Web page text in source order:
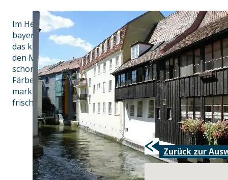
Im Herzen Landsbergs gelegen ist das
bayerische-schwäbische Spezialitäten. Die Gaststube
das kleine Nebenzimmer und die romantische Altane
den Mühlbach bieten insgesamt für ca. 60 Gäste Platz.
schönem Wetter in unserem kleinen „Biergarten“ vor
Färbertor. Wir legen größten Wert auf die Verwendung
marktfrischer Produkte. Je nach Jahreszeit und
frisch zubereitete bodenständige Speisen.
Zurück zur